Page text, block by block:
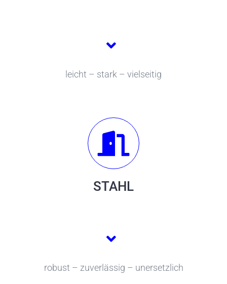
leicht – stark – vielseitig
STAHL
robust – zuverlässig – unersetzlich